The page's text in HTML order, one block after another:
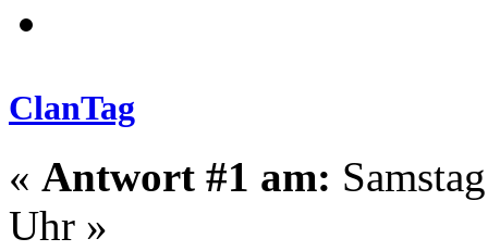
ClanTag
« Antwort #1 am:
Uhr »